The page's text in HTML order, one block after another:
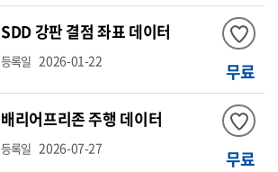
SDD 강판 결점 좌표 데이터
등록일 2026-01-22 무료
배리어프리존 주행 데이터
등록일 2026-07-27 무료